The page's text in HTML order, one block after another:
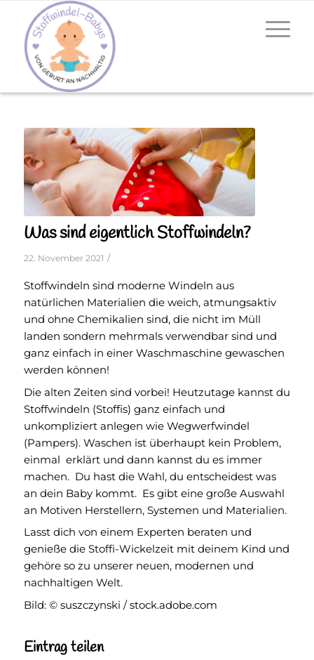
Was sind eigentlich Stoffwindeln?
22. November 2021 /
Stoffwindeln sind moderne Windeln aus
natürlichen Materialien die weich, atmungsaktiv
und ohne Chemikalien sind, die nicht im Müll
landen sondern mehrmals verwendbar sind und
ganz einfach in einer Waschmaschine gewaschen
werden können!
Die alten Zeiten sind vorbei! Heutzutage kannst du
Stoffwindeln (Stoffis) ganz einfach und
unkompliziert anlegen wie Wegwerfwindel
(Pampers). Waschen ist überhaupt kein Problem,
einmal erklärt und dann kannst du es immer
machen. Du hast die Wahl, du entscheidest was
an dein Baby kommt. Es gibt eine große Auswahl
an Motiven Herstellern, Systemen und Materialien.
Lasst dich von einem Experten beraten und
genieße die Stoffi-Wickelzeit mit deinem Kind und
gehöre so zu unserer neuen, modernen und
nachhaltigen Welt.
Bild: © suszczynski / stock.adobe.com
Eintrag teilen